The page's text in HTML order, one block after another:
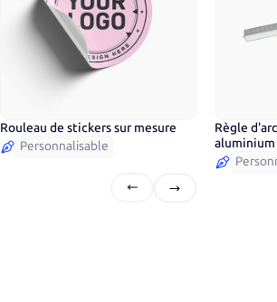
Rouleau de stickers sur mesure
Personnalisable
Règle
aluminium